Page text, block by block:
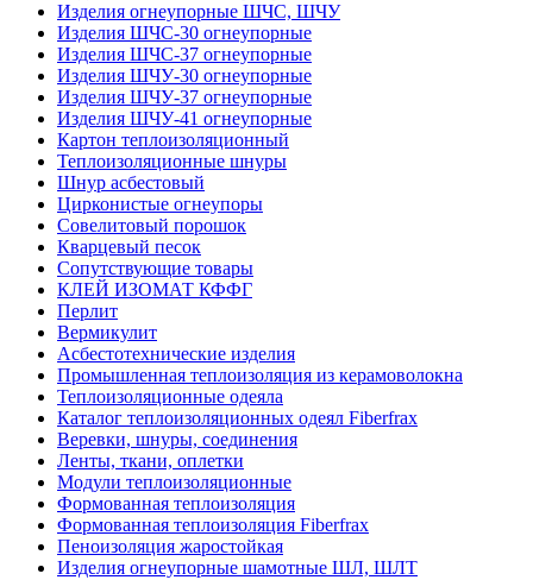
Изделия огнеупорные ШЧС, ШЧУ
Изделия ШЧС-30 огнеупорные
Изделия ШЧС-37 огнеупорные
Изделия ШЧУ-30 огнеупорные
Изделия ШЧУ-37 огнеупорные
Изделия ШЧУ-41 огнеупорные
Картон теплоизоляционный
Теплоизоляционные шнуры
Шнур асбестовый
Цирконистые огнеупоры
Совелитовый порошок
Кварцевый песок
Сопутствующие товары
КЛЕЙ ИЗОМАТ КФФГ
Перлит
Вермикулит
Асбесто­технические изделия
Промышленная теплоизоляция из керамоволокна
Теплоизоляционные одеяла
Каталог теплоизоляционных одеял Fiberfrax
Веревки, шнуры, соединения
Ленты, ткани, оплетки
Модули теплоизоляционные
Формованная теплоизоляция
Формованная теплоизоляция Fiberfrax
Пеноизоляция жаростойкая
Изделия огнеупорные шамотные ШЛ, ШЛТ